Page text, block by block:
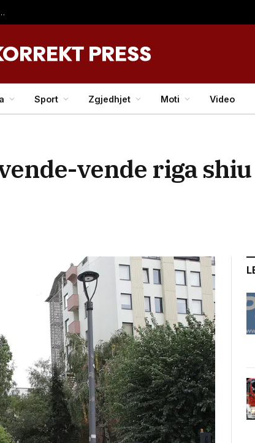
aktgjykimin e Gjykatës Kushtetuese
Sport Zgjedhjet Moti Video
vende riga shiu